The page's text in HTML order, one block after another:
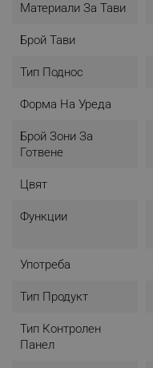
Материали За Тави
Брой Тави
Тип Поднос
Форма На Уреда
Брой Зони За
Готвене
Цвят
Функции
Употреба
Тип Продукт
Тип Контролен
Панел